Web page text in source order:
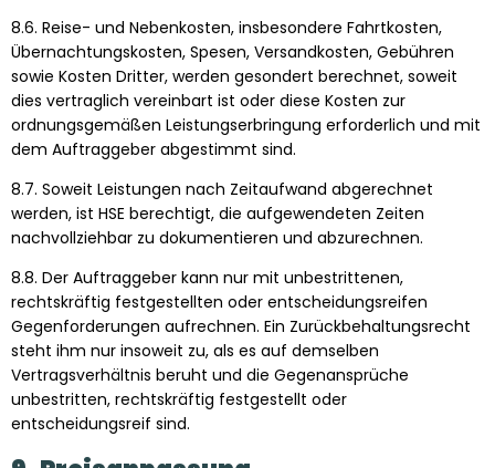
8.6. Reise- und Nebenkosten, insbesondere Fahrtkosten,
Übernachtungskosten, Spesen, Versandkosten, Gebühren
sowie Kosten Dritter, werden gesondert berechnet, soweit
dies vertraglich vereinbart ist oder diese Kosten zur
ordnungsgemäßen Leistungserbringung erforderlich und mit
dem Auftraggeber abgestimmt sind.
8.7. Soweit Leistungen nach Zeitaufwand abgerechnet
werden, ist HSE berechtigt, die aufgewendeten Zeiten
nachvollziehbar zu dokumentieren und abzurechnen.
8.8. Der Auftraggeber kann nur mit unbestrittenen,
rechtskräftig festgestellten oder entscheidungsreifen
Gegenforderungen aufrechnen. Ein Zurückbehaltungsrecht
steht ihm nur insoweit zu, als es auf demselben
Vertragsverhältnis beruht und die Gegenansprüche
unbestritten, rechtskräftig festgestellt oder
entscheidungsreif sind.